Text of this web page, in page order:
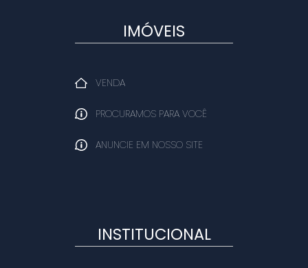
IMÓVEIS
VENDA
PROCURAMOS PARA VOCÊ
ANUNCIE EM NOSSO SITE
INSTITUCIONAL